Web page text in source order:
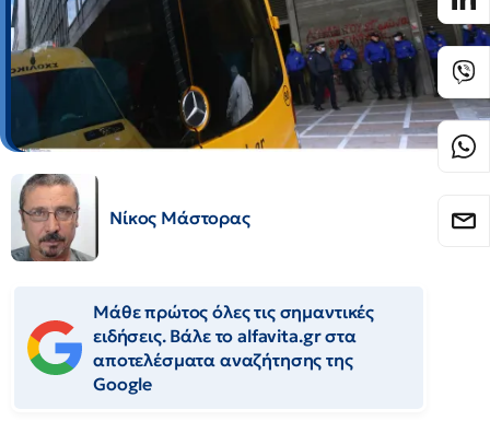
Νίκος Μάστορας
Μάθε πρώτος όλες τις σημαντικές
ειδήσεις. Βάλε το alfavita.gr στα
αποτελέσματα αναζήτησης της
Google